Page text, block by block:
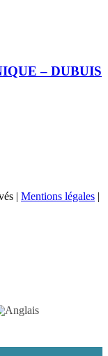
– DUBUIS
| Mentions légales |